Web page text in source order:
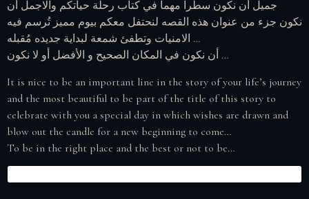
جميل أن نكون سطرا مهما في كتاب رحلة حياتكم والاجمل أن
نكون جزء من عنوان هذه القصه لنحتفل معكم بيوم مميز تُرسم فيه
الامنيات وتطفئ شمعة لبداية جديده مُقبله …
‏أن نكون في المكان الصحيح و الأفضل أو لا نكون …
It is nice to be an important line in the story of your life’s journey
and the most beautiful to be part of the title of this story to
celebrate with you a special day in which wishes are drawn and
blow out the candle for a new beginning to come…
To be in the right place and the best or not to be…